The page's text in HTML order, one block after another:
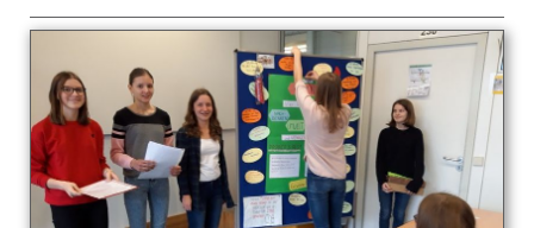
Monats
die
neue
Runde
startet!